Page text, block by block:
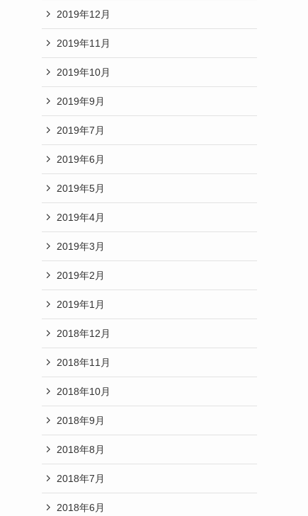
2019年12月
2019年11月
2019年10月
2019年9月
2019年7月
2019年6月
2019年5月
2019年4月
2019年3月
2019年2月
2019年1月
2018年12月
2018年11月
2018年10月
2018年9月
2018年8月
2018年7月
2018年6月